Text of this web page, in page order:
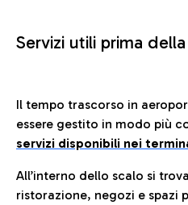
Servizi utili prima
Il tempo trascorso in
essere gestito in modo più
servizi disponibili nei
All’interno dello scalo si
ristorazione, negozi e spazi